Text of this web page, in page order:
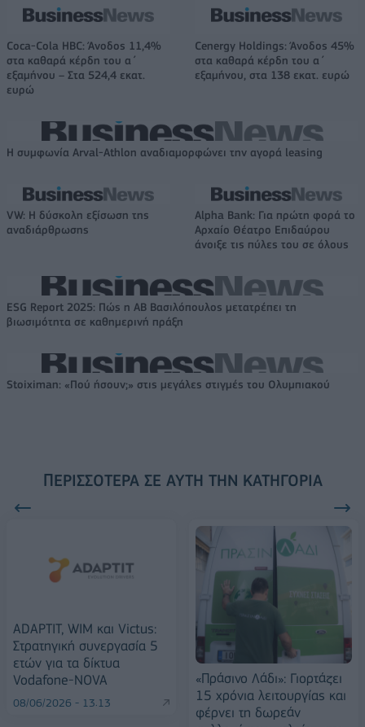
Coca-Cola HBC: Άνοδος 11,4%
στα καθαρά κέρδη του α΄
εξαμήνου – Στα 524,4 εκατ.
ευρώ
Cenergy Holdings: Άνοδος 45%
στα καθαρά κέρδη του α΄
εξαμήνου, στα 138 εκατ. ευρώ
Η συμφωνία Arval-Athlon αναδιαμορφώνει την αγορά leasing
VW: Η δύσκολη εξίσωση της
αναδιάρθρωσης
Alpha Bank: Για πρώτη φορά το
Αρχαίο Θέατρο Επιδαύρου
άνοιξε τις πύλες του σε όλους
ESG Report 2025: Πώς η ΑΒ Βασιλόπουλος μετατρέπει τη
βιωσιμότητα σε καθημερινή πράξη
Stoiximan: «Πού ήσουν;» στις μεγάλες στιγμές του Ολυμπιακού
ΠΕΡΙΣΣΌΤΕΡΑ ΣΕ ΑΥΤΉ ΤΗΝ ΚΑΤΗΓΟΡΊΑ
ADAPTIT, WIM και Victus:
Στρατηγική συνεργασία 5
ετών για τα δίκτυα
Vodafone-NOVA
08/06/2026 - 13:13
«Πράσινο Λάδι»: Γιορτάζει
15 χρόνια λειτουργίας και
φέρνει τη δωρεάν